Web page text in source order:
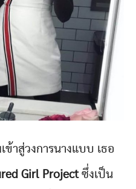
ข้าสู่วงการนางแบบ เธอ
Girl Projectซึ่งเป็น